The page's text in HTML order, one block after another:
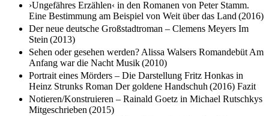
›Ungefähres Erzählen‹ in den Romanen von Peter Stamm.
Eine Bestimmung am Beispiel von Weit über das Land (2016)
Der neue deutsche Großstadtroman – Clemens Meyers Im
Stein (2013)
Sehen oder gesehen werden? Alissa Walsers Romandebüt Am
Anfang war die Nacht Musik (2010)
Portrait eines Mörders – Die Darstellung Fritz Honkas in
Heinz Strunks Roman Der goldene Handschuh (2016) Fazit
Notieren/Konstruieren – Rainald Goetz in Michael Rutschkys
Mitgeschrieben (2015)